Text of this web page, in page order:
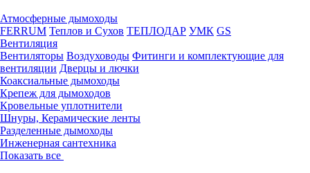
Атмосферные дымоходы
FERRUM Теплов и Сухов ТЕПЛОДАР УМК GS
Вентиляция
Вентиляторы Воздуховоды Фитинги и комплектующие для
вентиляции Дверцы и лючки
Коаксиальные дымоходы
Крепеж для дымоходов
Кровельные уплотнители
Шнуры, Керамические ленты
Разделенные дымоходы
Инженерная сантехника
Показать все